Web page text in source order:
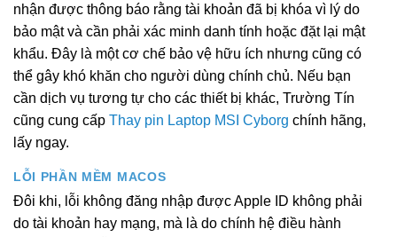
nhận được thông báo rằng tài khoản đã bị khóa vì lý do
bảo mật và cần phải xác minh danh tính hoặc đặt lại mật
khẩu. Đây là một cơ chế bảo vệ hữu ích nhưng cũng có
thể gây khó khăn cho người dùng chính chủ. Nếu bạn
cần dịch vụ tương tự cho các thiết bị khác, Trường Tín
cũng cung cấp Thay pin Laptop MSI Cyborg chính hãng,
lấy ngay.
LỖI PHẦN MỀM MACOS
Đôi khi, lỗi không đăng nhập được Apple ID không phải
do tài khoản hay mạng, mà là do chính hệ điều hành